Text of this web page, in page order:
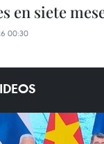
en siete
00:30